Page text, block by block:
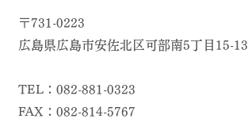
〒731-0223
広島県広島市安佐北区可部南5丁目15-13
TEL：082-881-0323
FAX：082-814-5767